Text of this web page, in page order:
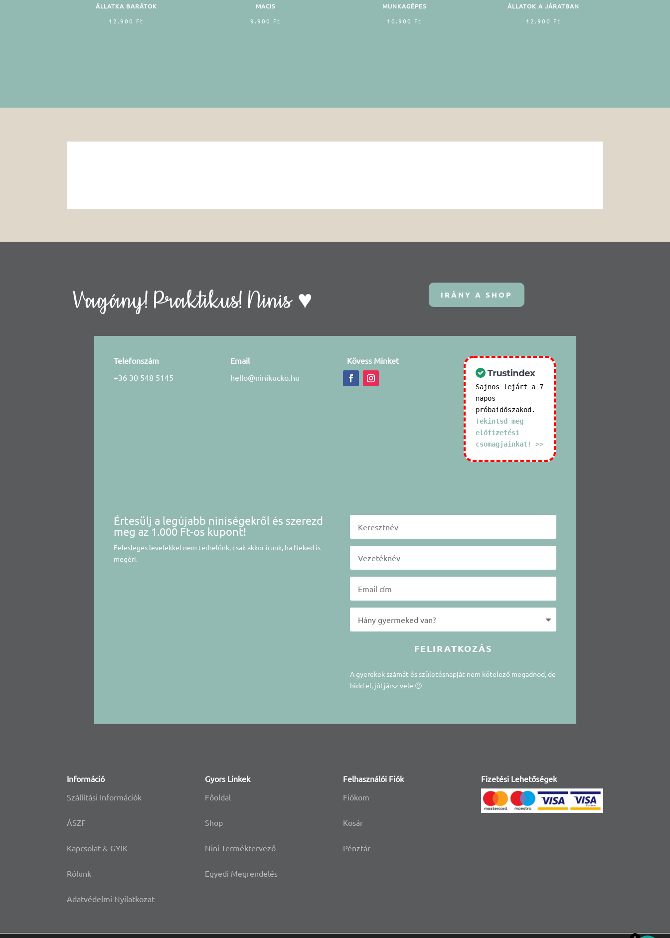
ÁLLATKA BARÁTOK
12.900 Ft
MACIS
9.900 Ft
MUNKAGÉPES
10.900 Ft
ÁLLATOK A JÁRATBAN
12.900 Ft
Vagány! Praktikus! Ninis ♥ IRÁNY A SHOP
Telefonszám
+36 30 548 5145
Email
hello@ninikucko.hu
Kövess Minket
Sajnos lejárt a 7
napos
próbaidőszakod.
Tekintsd meg
előfizetési
csomagjainkat! >>
Értesülj a legújabb niniségekről és szerezd
meg az 1.000 Ft-os kupont!
Felesleges levelekkel nem terhelünk, csak akkor írunk, ha Neked is
megéri.
FELIRATKOZÁS
A gyerekek számát és születésnapját nem kötelező megadnod, de
hidd el, jól jársz vele 🙂
Információ
Szállítási Információk
ÁSZF
Kapcsolat & GYIK
Rólunk
Adatvédelmi Nyilatkozat
Gyors Linkek
Főoldal
Shop
Nini Terméktervező
Egyedi Megrendelés
Felhasználói Fiók
Fiókom
Kosár
Pénztár
Fizetési Lehetőségek